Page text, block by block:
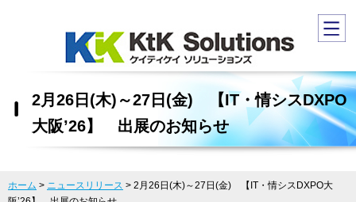
2月26日(木)～27日(金) 【IT・情シスDXPO
大阪’26】 出展のお知らせ
ホーム > ニュースリリース > 2月26日(木)～27日(金) 【IT・情シスDXPO大